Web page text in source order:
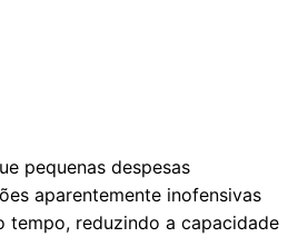
pequenas despesas
aparentemente inofensivas
tempo, reduzindo a capacidade